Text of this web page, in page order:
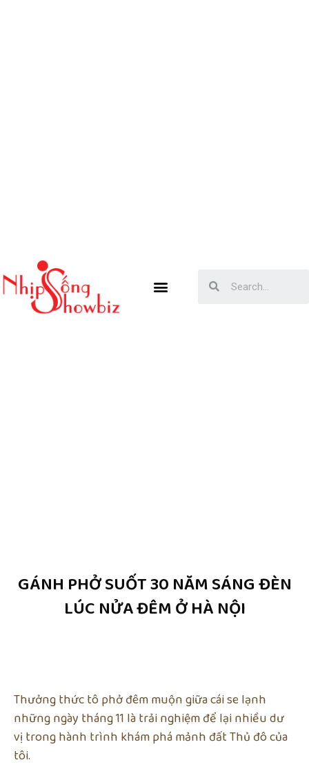
GÁNH PHỞ SUỐT 30 NĂM SÁNG ĐÈN
LÚC NỬA ĐÊM Ở HÀ NỘI
Thưởng thức tô phở đêm muộn giữa cái se lạnh
những ngày tháng 11 là trải nghiệm để lại nhiều dư
vị trong hành trình khám phá mảnh đất Thủ đô của
tôi.